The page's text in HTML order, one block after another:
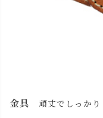
金具 頑丈でしっかり